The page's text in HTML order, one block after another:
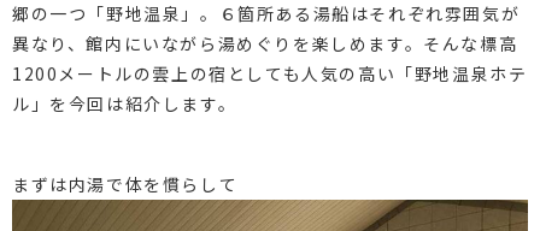
郷の一つ「野地温泉」。６箇所ある湯船はそれぞれ雰囲気が
異なり、館内にいながら湯めぐりを楽しめます。そんな標高
1200メートルの雲上の宿としても人気の高い「野地温泉ホテ
ル」を今回は紹介します。
まずは内湯で体を慣らして